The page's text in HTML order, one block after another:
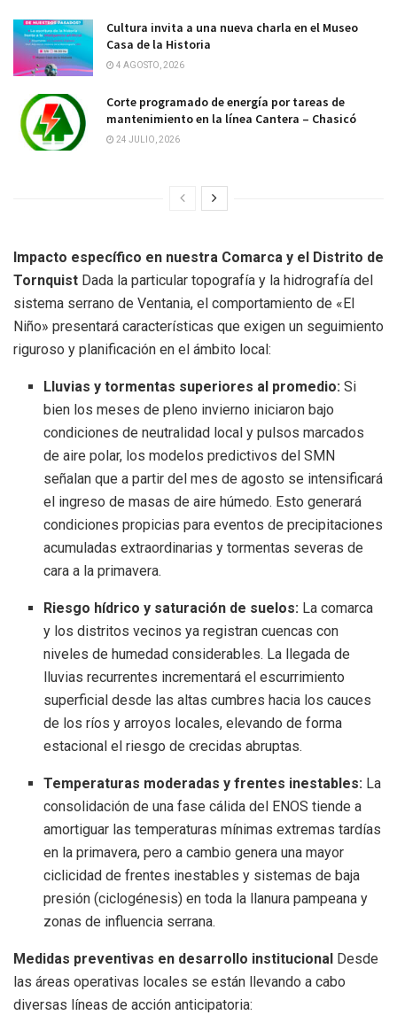
Cultura invita a una nueva charla en el Museo
Casa de la Historia
4 AGOSTO, 2026
Corte programado de energía por tareas de
mantenimiento en la línea Cantera – Chasicó
24 JULIO, 2026
Impacto específico en nuestra Comarca y el Distrito de
Tornquist Dada la particular topografía y la hidrografía del
sistema serrano de Ventania, el comportamiento de «El
Niño» presentará características que exigen un seguimiento
riguroso y planificación en el ámbito local:
Lluvias y tormentas superiores al promedio: Si
bien los meses de pleno invierno iniciaron bajo
condiciones de neutralidad local y pulsos marcados
de aire polar, los modelos predictivos del SMN
señalan que a partir del mes de agosto se intensificará
el ingreso de masas de aire húmedo. Esto generará
condiciones propicias para eventos de precipitaciones
acumuladas extraordinarias y tormentas severas de
cara a la primavera.
Riesgo hídrico y saturación de suelos: La comarca
y los distritos vecinos ya registran cuencas con
niveles de humedad considerables. La llegada de
lluvias recurrentes incrementará el escurrimiento
superficial desde las altas cumbres hacia los cauces
de los ríos y arroyos locales, elevando de forma
estacional el riesgo de crecidas abruptas.
Temperaturas moderadas y frentes inestables: La
consolidación de una fase cálida del ENOS tiende a
amortiguar las temperaturas mínimas extremas tardías
en la primavera, pero a cambio genera una mayor
ciclicidad de frentes inestables y sistemas de baja
presión (ciclogénesis) en toda la llanura pampeana y
zonas de influencia serrana.
Medidas preventivas en desarrollo institucional Desde
las áreas operativas locales se están llevando a cabo
diversas líneas de acción anticipatoria: